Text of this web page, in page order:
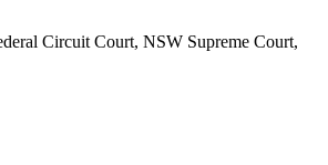
Circuit Court, NSW Supreme Court,